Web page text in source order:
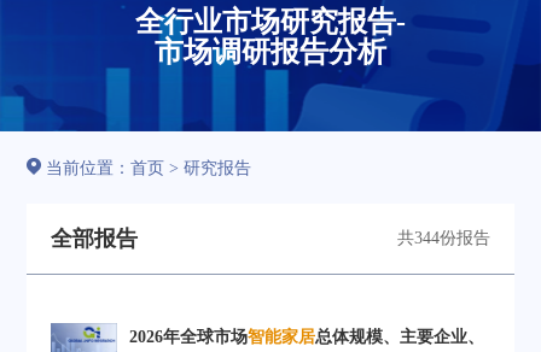
全行业市场研究报告-
市场调研报告分析
当前位置：首页> 研究报告
全部报告 共344份报告
2026年全球市场智能家居总体规模、主要企业、